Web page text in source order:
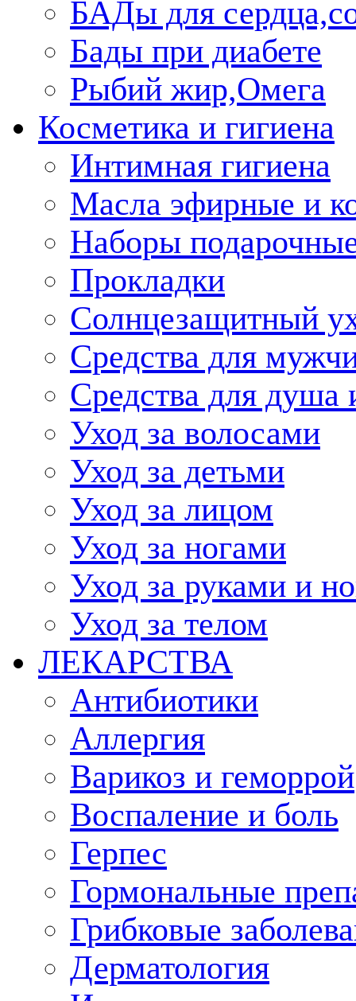
БАДы для
Бады при диабете
Рыбий жир,Омега
Косметика и гигиена
Интимная гигиена
Масла эфирные и
Наборы
Прокладки
Солнцезащитный
Средства для
Средства для душа
Уход за волосами
Уход за детьми
Уход за лицом
Уход за ногами
Уход за руками и
Уход за телом
ЛЕКАРСТВА
Антибиотики
Аллергия
Варикоз и геморрой
Воспаление и боль
Герпес
Гормональные
Грибковые
Дерматология